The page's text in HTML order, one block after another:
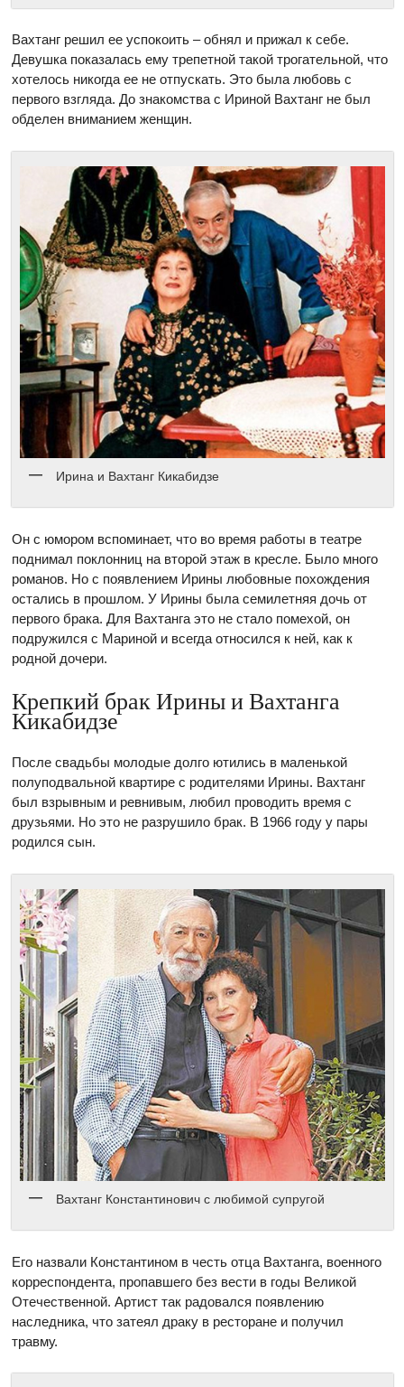
Вахтанг решил ее успокоить – обнял и прижал к себе.
Девушка показалась ему трепетной такой трогательной, что
хотелось никогда ее не отпускать. Это была любовь с
первого взгляда. До знакомства с Ириной Вахтанг не был
обделен вниманием женщин.
Ирина и Вахтанг Кикабидзе
Он с юмором вспоминает, что во время работы в театре
поднимал поклонниц на второй этаж в кресле. Было много
романов. Но с появлением Ирины любовные похождения
остались в прошлом. У Ирины была семилетняя дочь от
первого брака. Для Вахтанга это не стало помехой, он
подружился с Мариной и всегда относился к ней, как к
родной дочери.
Крепкий брак Ирины и Вахтанга
Кикабидзе
После свадьбы молодые долго ютились в маленькой
полуподвальной квартире с родителями Ирины. Вахтанг
был взрывным и ревнивым, любил проводить время с
друзьями. Но это не разрушило брак. В 1966 году у пары
родился сын.
Вахтанг Константинович с любимой супругой
Его назвали Константином в честь отца Вахтанга, военного
корреспондента, пропавшего без вести в годы Великой
Отечественной. Артист так радовался появлению
наследника, что затеял драку в ресторане и получил
травму.